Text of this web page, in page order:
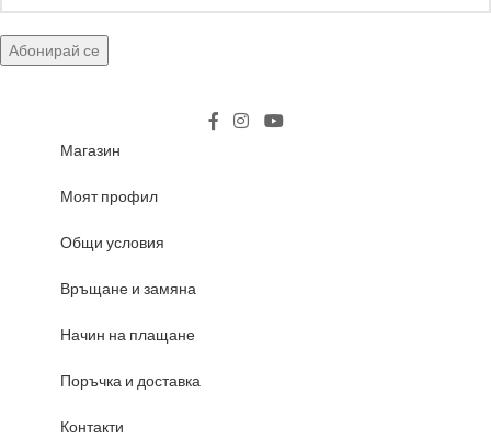
Магазин
Моят профил
Общи условия
Връщане и замяна
Начин на плащане
Поръчка и доставка
Контакти